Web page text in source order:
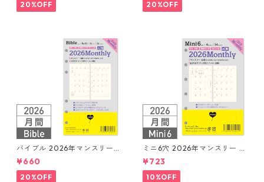
20%OFF 20%OFF
バイブル 2026年マンスリー
月間ブロック+LOVEドット罫
システム手帳リフィル
¥660
20%OFF
ミニ6穴 2026年マンスリー 月
間ブロック+LOVEドット罫 シ
ステム手帳リフィル
¥723
10%OFF